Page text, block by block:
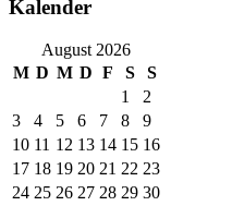
Kalender
August 2026
M D M D F S
S
1
2
3
4 5 6 7 8
9
10 11 12 13 14 15 16
17 18 19 20 21 22 23
24 25 26 27 28 29 30